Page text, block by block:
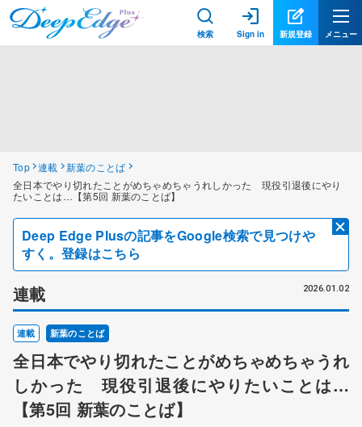
検索 Sign in 新規登録 メニュー
Top 連載
新葉のことば
全日本でやり切れたことがめちゃめちゃうれしかった 現役引退後にやり
たいことは…【第5回 新葉のことば】
Deep Edge Plusの記事をGoogle検索で見つけや
すく。登録はこちら
連載 2026.01.02
連載 新葉のことば
全日本でやり切れたことがめちゃめちゃうれ
しかった 現役引退後にやりたいことは…
【第5回 新葉のことば】